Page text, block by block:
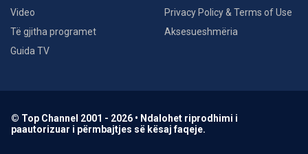
Video
Të gjitha programet
Guida TV
Privacy Policy & Terms of Use
Aksesueshmëria
© Top Channel 2001 - 2026 • Ndalohet riprodhimi i
paautorizuar i përmbajtjes së kësaj faqeje.